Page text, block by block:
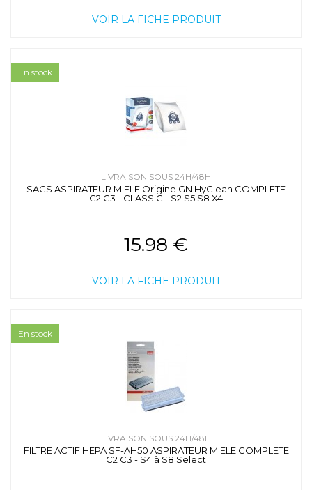
VOIR LA FICHE PRODUIT
LIVRAISON SOUS 24H/48H
SACS ASPIRATEUR MIELE Origine GN HyClean COMPLETE
C2 C3 - CLASSIC - S2 S5 S8 X4
15.98 €
VOIR LA FICHE PRODUIT
En stock
LIVRAISON SOUS 24H/48H
FILTRE ACTIF HEPA SF-AH50 ASPIRATEUR MIELE COMPLETE
C2 C3 - S4 à S8 Select
En stock